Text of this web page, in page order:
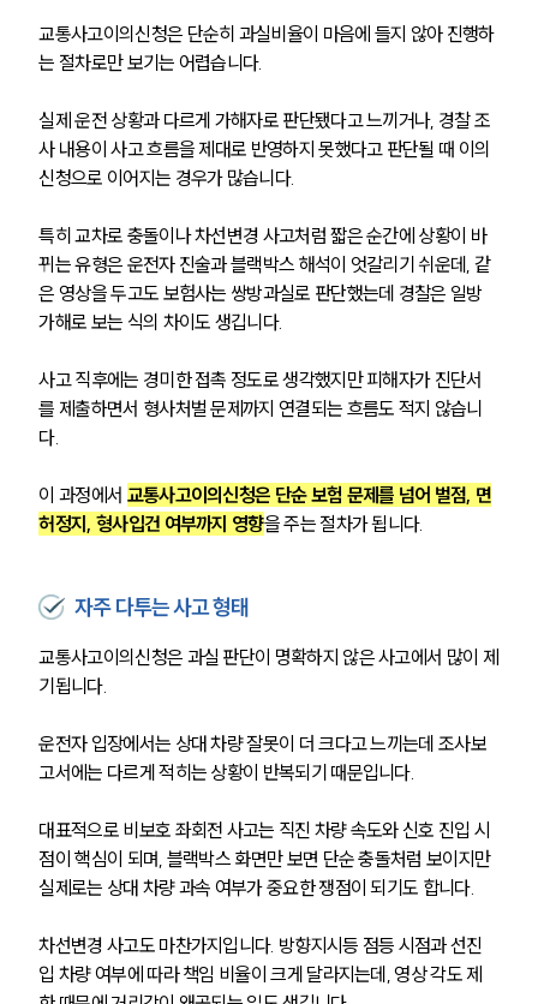
교통사고이의신청은 단순히 과실비율이 마음에 들지 않아 진행하
는 절차로만 보기는 어렵습니다.
실제 운전 상황과 다르게 가해자로 판단됐다고 느끼거나, 경찰 조
사 내용이 사고 흐름을 제대로 반영하지 못했다고 판단될 때 이의
신청으로 이어지는 경우가 많습니다.
특히 교차로 충돌이나 차선변경 사고처럼 짧은 순간에 상황이 바
뀌는 유형은 운전자 진술과 블랙박스 해석이 엇갈리기 쉬운데, 같
은 영상을 두고도 보험사는 쌍방과실로 판단했는데 경찰은 일방
가해로 보는 식의 차이도 생깁니다.
사고 직후에는 경미한 접촉 정도로 생각했지만 피해자가 진단서
를 제출하면서 형사처벌 문제까지 연결되는 흐름도 적지 않습니
다.
이 과정에서 교통사고이의신청은 단순 보험 문제를 넘어 벌점, 면
허정지, 형사입건 여부까지 영향을 주는 절차가 됩니다.
자주 다투는 사고 형태
교통사고이의신청은 과실 판단이 명확하지 않은 사고에서 많이 제
기됩니다.
운전자 입장에서는 상대 차량 잘못이 더 크다고 느끼는데 조사보
고서에는 다르게 적히는 상황이 반복되기 때문입니다.
대표적으로 비보호 좌회전 사고는 직진 차량 속도와 신호 진입 시
점이 핵심이 되며, 블랙박스 화면만 보면 단순 충돌처럼 보이지만
실제로는 상대 차량 과속 여부가 중요한 쟁점이 되기도 합니다.
차선변경 사고도 마찬가지입니다. 방향지시등 점등 시점과 선진
입 차량 여부에 따라 책임 비율이 크게 달라지는데, 영상 각도 제